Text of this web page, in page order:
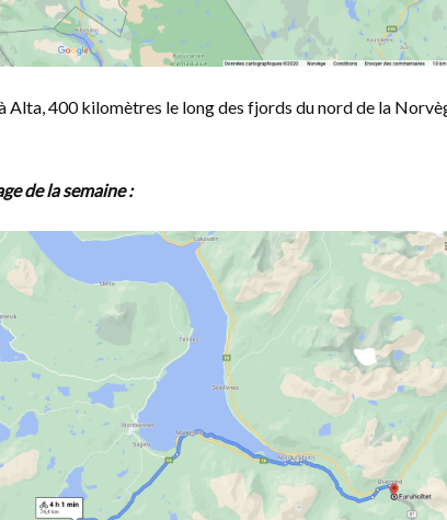
Alta, 400 kilomètres le long des fjords du nord de la
de la semaine :